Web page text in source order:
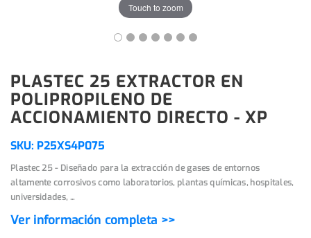
Touch to zoom
PLASTEC 25 EXTRACTOR EN
POLIPROPILENO DE
ACCIONAMIENTO DIRECTO - XP
SKU: P25XS4P075
Plastec 25 - Diseñado para la extracción de gases de entornos
altamente corrosivos como laboratorios, plantas químicas, hospitales,
universidades, ...
Ver información completa >>